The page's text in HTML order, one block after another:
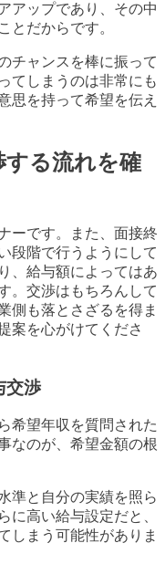
アップであり、その中
とだからです。
チャンスを棒に振って
てしまうのは非常にも
思を持って希望を伝え
する流れを確
ーです。また、面接終
段階で行うようにして
、給与額によってはあ
。交渉はもちろんして
側も落とさざるを得ま
案を心がけてくださ
交渉
希望年収を質問された
なのが、希望金額の根
準と自分の実績を照ら
に高い給与設定だと、
しまう可能性がありま